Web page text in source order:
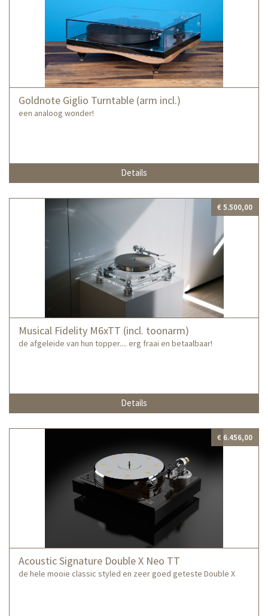
Goldnote Giglio Turntable (arm incl.)
een analoog wonder!
Details
Musical Fidelity M6xTT (incl. toonarm)
de afgeleide van hun topper.... erg fraai en betaalbaar!
€ 5.500,00
Details
Acoustic Signature Double X Neo TT
de hele mooie classic styled en zeer goed geteste Double X
€ 6.456,00